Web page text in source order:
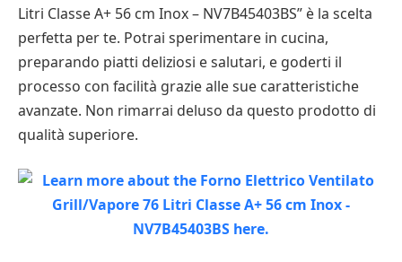
Litri Classe A+ 56 cm Inox – NV7B45403BS” è la scelta
perfetta per te. Potrai sperimentare in cucina,
preparando piatti deliziosi e salutari, e goderti il
processo con facilità grazie alle sue caratteristiche
avanzate. Non rimarrai deluso da questo prodotto di
qualità superiore.